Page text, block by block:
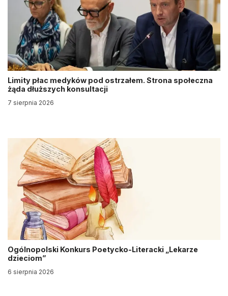
Limity płac medyków pod ostrzałem. Strona społeczna
żąda dłuższych konsultacji
7 sierpnia 2026
Ogólnopolski Konkurs Poetycko-Literacki „Lekarze
dzieciom”
6 sierpnia 2026